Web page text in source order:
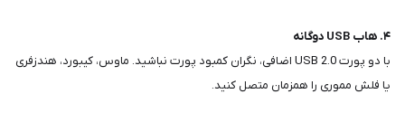
۴. هاب USB دوگانه
با دو پورت USB 2.0 اضافی، نگران کمبود پورت نباشید. ماوس، کیبورد، هندزفری
یا فلش مموری را همزمان متصل کنید.